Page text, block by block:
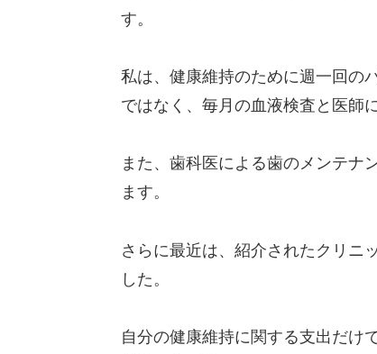
す。
私は、健康維持のために週一回の
ではなく、毎月の血液検査と医師
また、歯科医による歯のメンテナ
ます。
さらに最近は、紹介されたクリニ
した。
自分の健康維持に関する支出だけ